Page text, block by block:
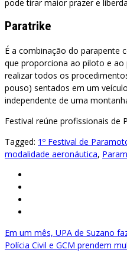
pode tirar maior prazer e
Paratrike
É a combinação do parapente
que proporciona ao piloto e
realizar todos os
pouso) sentados em um
independente de uma
Festival reúne profissionais de
Tagged: 1º Festival de
modalidade aeronáutica,
Navegação
de
Em um mês, UPA de Suzano
Polícia Civil e GCM prendem